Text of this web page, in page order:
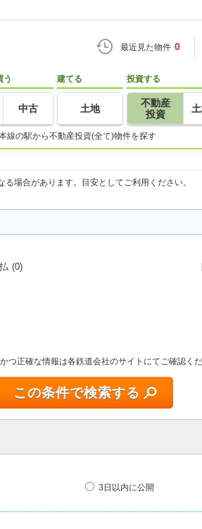
最近見た物件 0
う
中古
建てる
土地
投資する
不動産
投資
線の駅から不動産投資(全て)物件を探す
場合があります。目安としてご利用ください。
(0)
正確な情報は各鉄道会社のサイトにてご確認くだ
この条件で検索する
3日以内に公開